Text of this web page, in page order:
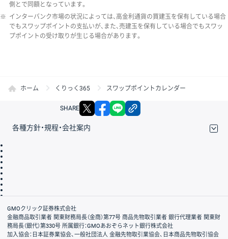
側とで同額となっています。
※ インターバンク市場の状況によっては、高金利通貨の買建玉を保有している場合
でもスワップポイントの支払いが、また、売建玉を保有している場合でもスワッ
プポイントの受け取りが生じる場合があります。
ホーム くりっく365 スワップポイントカレンダー
SHARE X facebook
各種方針・規程・会社案内
会社案内
GMOクリック証券株式会社
金融商品取引業者 関東財務局長（金商）第77号 商品先物取引業者 銀行代理業者 関東財
務局長（銀代）第330号 所属銀行：GMOあおぞらネット銀行株式会社
加入協会：日本証券業協会、一般社団法人 金融先物取引業協会、日本商品先物取引協会